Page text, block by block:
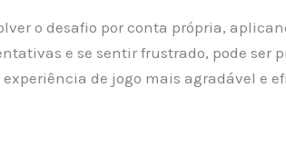
o desafio por conta própria,
e se sentir frustrado, pode
de jogo mais agradável e